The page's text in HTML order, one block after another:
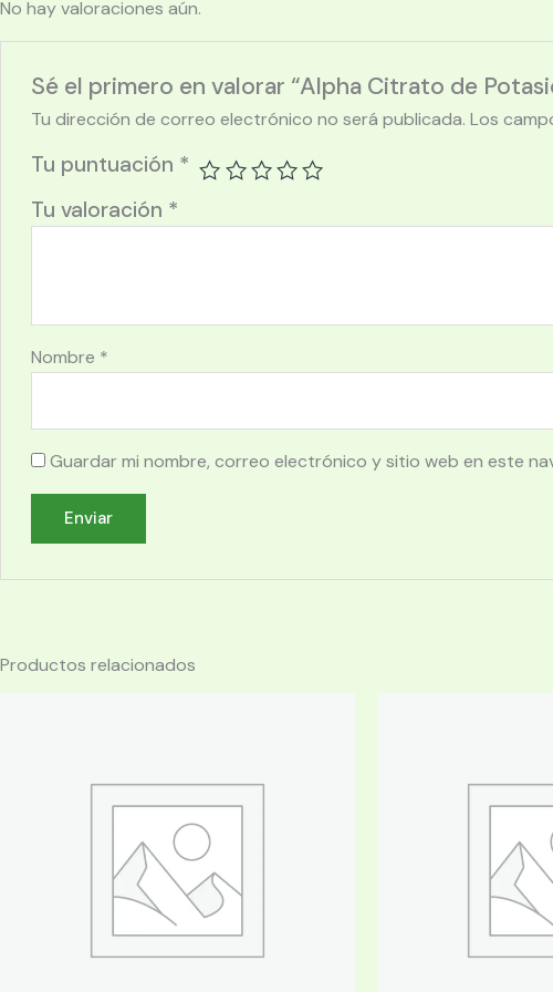
No hay valoraciones aún.
Sé el primero en valorar “Alpha Citrato de
Tu dirección de correo electrónico no será publicada. Los
Tu puntuación *
Tu valoración *
Nombre *
Guardar mi nombre, correo electrónico y sitio web en este
Productos relacionados